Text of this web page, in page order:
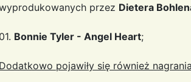
przez Dietera
01. Bonnie Tyler - Angel Heart;
Dodatkowo pojawiły się również